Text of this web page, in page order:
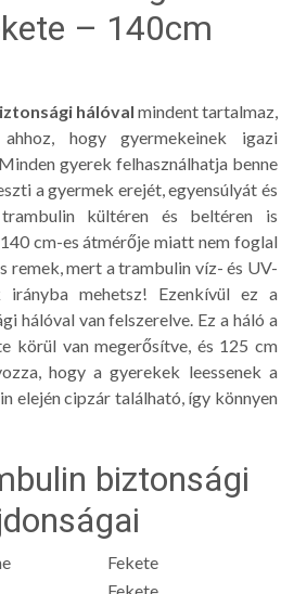
– 140cm
hálóval mindent tartalmaz,
hogy gyermekeinek igazi
gyerek felhasználhatja benne
a gyermek erejét, egyensúlyát és
kültéren és beltéren is
cm-es átmérője miatt nem foglal
remek, mert a trambulin víz- és UV-
irányba mehetsz! Ezenkívül ez a
hálóval van felszerelve. Ez a háló a
körül van megerősítve, és 125 cm
hogy a gyerekek leessenek a
elején cipzár található, így könnyen
biztonsági
Fekete